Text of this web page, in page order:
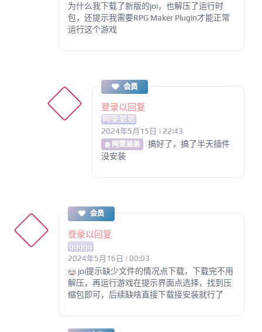
为什么我下载了新版的joi，也解压了运行时
包，还提示我需要RPG Maker Plugin才能正常
运行这个游戏
会员
登录以回复
阿荣弟弟
2024年5月15日 | 22:43
@ 阿荣弟弟
搞好了，搞了半天插件
没安装
会员
登录以回复
ggggg
2024年5月16日 | 00:03
joi提示缺少文件的情况点下载，下载完不用
解压，再运行游戏在提示界面点选择，找到压
缩包即可，后续缺啥直接下载接安装就行了